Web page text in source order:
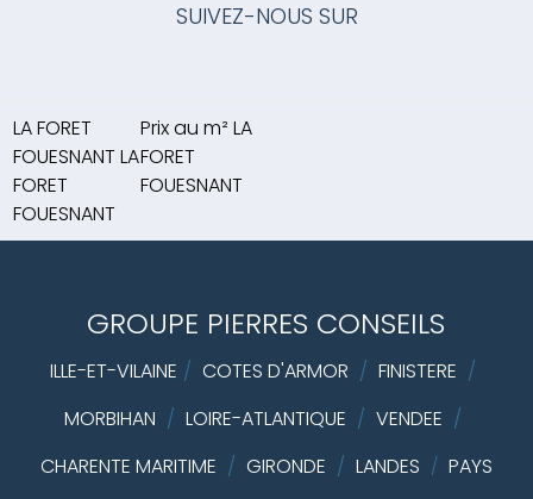
SUIVEZ-NOUS SUR
LA FORET
FOUESNANT LA
FORET
FOUESNANT
Prix au m² LA
FORET
FOUESNANT
GROUPE PIERRES CONSEILS
ILLE-ET-VILAINE / COTES D'ARMOR / FINISTERE /
MORBIHAN / LOIRE-ATLANTIQUE / VENDEE /
CHARENTE MARITIME / GIRONDE / LANDES / PAYS